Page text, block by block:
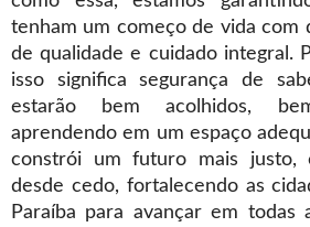
tenham um começo de vida com
de qualidade e cuidado integral.
isso significa segurança de
estarão bem acolhidos,
aprendendo em um espaço
constrói um futuro mais justo,
desde cedo, fortalecendo as
Paraíba para avançar em todas